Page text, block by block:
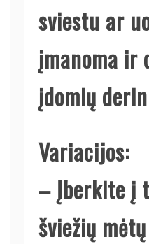
sviestu ar
įmanoma ir
įdomių
Variacijos:
– Įberkite į
šviežių